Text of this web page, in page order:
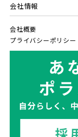
会社情報
会社概要
プライバシーポリシー